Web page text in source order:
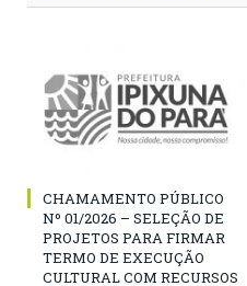
CHAMAMENTO PÚBLICO
Nº 01/2026 – SELEÇÃO DE
PROJETOS PARA FIRMAR
TERMO DE EXECUÇÃO
CULTURAL COM RECURSOS